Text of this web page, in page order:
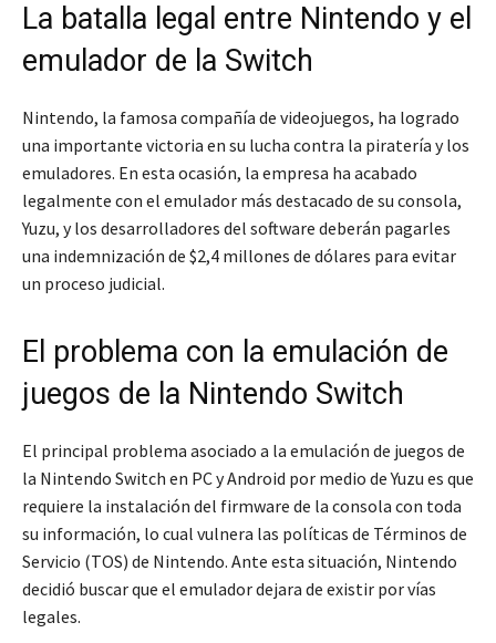
La batalla legal entre Nintendo y el
emulador de la Switch
Nintendo, la famosa compañía de videojuegos, ha logrado
una importante victoria en su lucha contra la piratería y los
emuladores. En esta ocasión, la empresa ha acabado
legalmente con el emulador más destacado de su consola,
Yuzu, y los desarrolladores del software deberán pagarles
una indemnización de $2,4 millones de dólares para evitar
un proceso judicial.
El problema con la emulación de
juegos de la Nintendo Switch
El principal problema asociado a la emulación de juegos de
la Nintendo Switch en PC y Android por medio de Yuzu es que
requiere la instalación del firmware de la consola con toda
su información, lo cual vulnera las políticas de Términos de
Servicio (TOS) de Nintendo. Ante esta situación, Nintendo
decidió buscar que el emulador dejara de existir por vías
legales.